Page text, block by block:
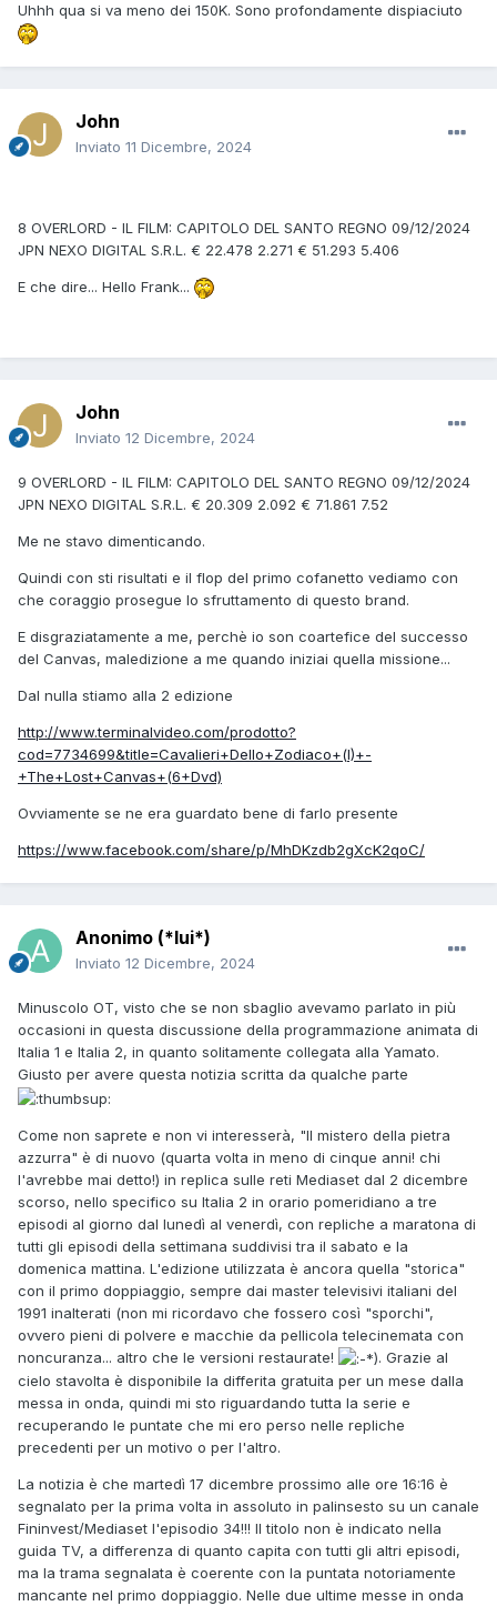
Uhhh qua si va meno dei 150K. Sono profondamente dispiaciuto
John
Inviato 11 Dicembre, 2024
8 OVERLORD - IL FILM: CAPITOLO DEL SANTO REGNO 09/12/2024
JPN NEXO DIGITAL S.R.L. € 22.478 2.271 € 51.293 5.406
E che dire... Hello Frank...
John
Inviato 12 Dicembre, 2024
9 OVERLORD - IL FILM: CAPITOLO DEL SANTO REGNO 09/12/2024
JPN NEXO DIGITAL S.R.L. € 20.309 2.092 € 71.861 7.52
Me ne stavo dimenticando.
Quindi con sti risultati e il flop del primo cofanetto vediamo con
che coraggio prosegue lo sfruttamento di questo brand.
E disgraziatamente a me, perchè io son coartefice del successo
del Canvas, maledizione a me quando iniziai quella missione...
Dal nulla stiamo alla 2 edizione
http://www.terminalvideo.com/prodotto?
cod=7734699&title=Cavalieri+Dello+Zodiaco+(I)+-
+The+Lost+Canvas+(6+Dvd)
Ovviamente se ne era guardato bene di farlo presente
https://www.facebook.com/share/p/MhDKzdb2gXcK2qoC/
Anonimo (*lui*)
Inviato 12 Dicembre, 2024
Minuscolo OT, visto che se non sbaglio avevamo parlato in più
occasioni in questa discussione della programmazione animata di
Italia 1 e Italia 2, in quanto solitamente collegata alla Yamato.
Giusto per avere questa notizia scritta da qualche parte
Come non saprete e non vi interesserà, "Il mistero della pietra
azzurra" è di nuovo (quarta volta in meno di cinque anni! chi
l'avrebbe mai detto!) in replica sulle reti Mediaset dal 2 dicembre
scorso, nello specifico su Italia 2 in orario pomeridiano a tre
episodi al giorno dal lunedì al venerdì, con repliche a maratona di
tutti gli episodi della settimana suddivisi tra il sabato e la
domenica mattina. L'edizione utilizzata è ancora quella "storica"
con il primo doppiaggio, sempre dai master televisivi italiani del
1991 inalterati (non mi ricordavo che fossero così "sporchi",
ovvero pieni di polvere e macchie da pellicola telecinemata con
noncuranza... altro che le versioni restaurate!
). Grazie al
cielo stavolta è disponibile la differita gratuita per un mese dalla
messa in onda, quindi mi sto riguardando tutta la serie e
recuperando le puntate che mi ero perso nelle repliche
precedenti per un motivo o per l'altro.
La notizia è che martedì 17 dicembre prossimo alle ore 16:16 è
segnalato per la prima volta in assoluto in palinsesto su un canale
Fininvest/Mediaset l'episodio 34!!! Il titolo non è indicato nella
guida TV, a differenza di quanto capita con tutti gli altri episodi,
ma la trama segnalata è coerente con la puntata notoriamente
mancante nel primo doppiaggio. Nelle due ultime messe in onda